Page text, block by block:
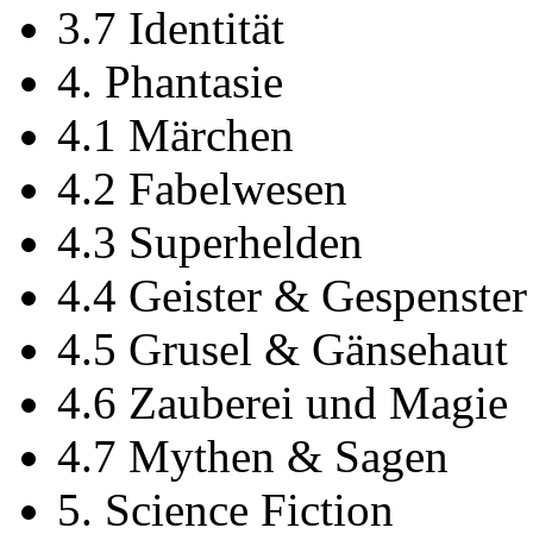
3.7 Identität
4. Phantasie
4.1 Märchen
4.2 Fabelwesen
4.3 Superhelden
4.4 Geister & Gespenster
4.5 Grusel & Gänsehaut
4.6 Zauberei und Magie
4.7 Mythen & Sagen
5. Science Fiction